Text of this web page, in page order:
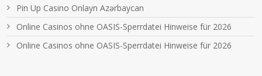
Pin Up Casino Onlayn Azərbaycan
Online Casinos ohne OASIS-Sperrdatei Hinweise für 2026
Online Casinos ohne OASIS-Sperrdatei Hinweise für 2026